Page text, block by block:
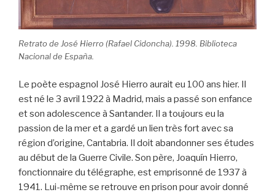
Retrato de José Hierro (Rafael Cidoncha). 1998. Biblioteca
Nacional de España.
Le poète espagnol José Hierro aurait eu 100 ans hier. Il
est né le 3 avril 1922 à Madrid, mais a passé son enfance
et son adolescence à Santander. Il a toujours eu la
passion de la mer et a gardé un lien très fort avec sa
région d’origine, Cantabria. Il doit abandonner ses études
au début de la Guerre Civile. Son père, Joaquín Hierro,
fonctionnaire du télégraphe, est emprisonné de 1937 à
1941. Lui-même se retrouve en prison pour avoir donné